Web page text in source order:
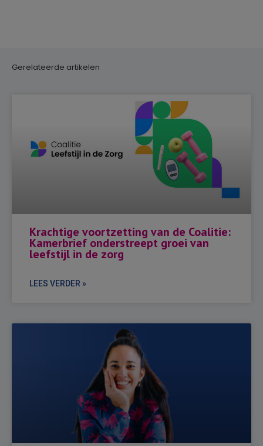
Gerelateerde artikelen
Krachtige voortzetting van de Coalitie:
Kamerbrief onderstreept groei van
leefstijl in de zorg
LEES VERDER »